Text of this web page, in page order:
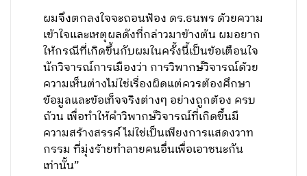
ผมจึงตกลงใจจะถอนฟ้อง ดร.ธนพร ด้วยความ
เข้าใจและเหตุผลดังที่กล่าวมาข้างต้น ผมอยาก
ให้กรณีที่เกิดขึ้นกับผมในครั้งนี้เป็นข้อเตือนใจ
นักวิจารณ์การเมืองว่า การวิพากษ์วิจารณ์ด้วย
ความเห็นต่างไม่ใช่เรื่องผิดแต่ควรต้องศึกษา
ข้อมูลและข้อเท็จจริงต่างๆ อย่างถูกต้อง ครบ
ถ้วน เพื่อทำให้คำวิพากษ์วิจารณ์ที่เกิดขึ้นมี
ความสร้างสรรค์ ไม่ใช่เป็นเพียงการแสดงวาท
กรรม ที่มุ่งร้ายทำลายคนอื่นเพื่อเอาชนะกัน
เท่านั้น”